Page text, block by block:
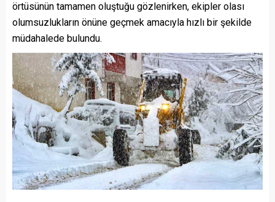
örtüsünün tamamen oluştuğu gözlenirken, ekipler olası
olumsuzlukların önüne geçmek amacıyla hızlı bir şekilde
müdahalede bulundu.